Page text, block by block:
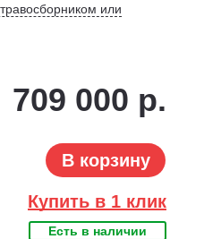
или
709 000 р.
В корзину
Купить в 1 клик
Есть в наличии